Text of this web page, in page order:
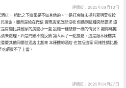
評價於：2025年09月10日
店， 相比之下這家是不如其他的。一是訂房時未提前寫明要收按
按金。雖然是給在微信 實際店家放那沒收 但遇到這種突然要求 還
房間比其他家的房間小一些 設施一樣裝修一樣的情況下 顯得略擁
未處理。四是門鎖不能反鎖 讓人添了一點擔憂。這是跟本棟樓其
慶其他同價位酒店比起來 本棟樓的酒店 也包括這家 同樣性價比優
虧買不了上當。
評價於：2025年04月27日